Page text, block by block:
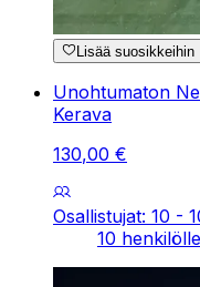
Lisää suosikkeihin
Unohtumaton
Kerava
130,00 €
Osallistujat: 10 -
10 henkilölle